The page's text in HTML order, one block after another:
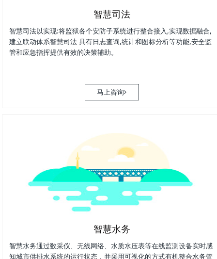
智慧司法
智慧司法以实现:将监狱各个安防子系统进行整合接入,实现数据融合,
建立联动体系智慧司法 具有日志查询,统计和图标分析等功能,安全监
管和应急指挥提供有效的决策辅助。
马上咨询
智慧水务
智慧水务通过数采仪、无线网络、水质水压表等在线监测设备实时感
知城市供排水系统的运行状态，并采用可视化的方式有机整合水务管